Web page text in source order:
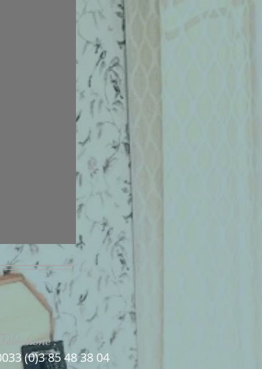
Téléphone:
(0)3 85 48 38 04